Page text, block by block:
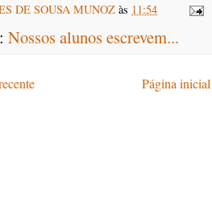
DE SOUSA MUNOZ às 11:54
Nossos alunos escrevem...
Página inicial